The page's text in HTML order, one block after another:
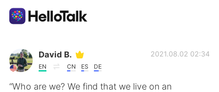
แอปแลกเปลี่ยนทางภาษา
AI Grammar Checker
David B.
EN CN ES DE
2021.08.02 02:34
“Who are we? We find that we live on an